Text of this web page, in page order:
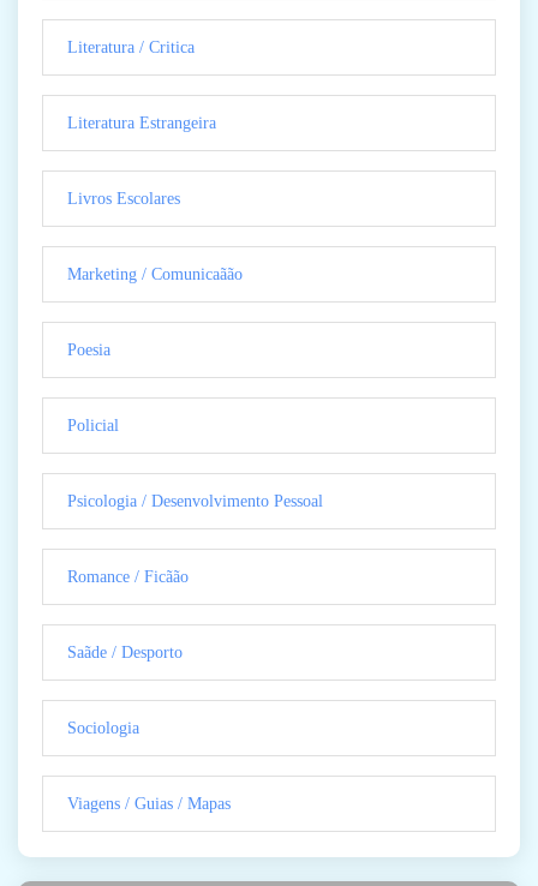
Literatura / Critica
Literatura Estrangeira
Livros Escolares
Marketing / Comunicaãão
Poesia
Policial
Psicologia / Desenvolvimento Pessoal
Romance / Ficãão
Saãde / Desporto
Sociologia
Viagens / Guias / Mapas